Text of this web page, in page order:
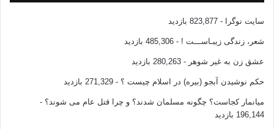
سایت نوگرا - 823,877 بازدید
شعر، زندگی زیبـاســـت ! - 485,306 بازدید
عشق زن به غیر شوهر - 280,263 بازدید
حکم نوشیدن آبجو (بیره) در اسلام چیست ؟ - 271,329 بازدید
میانمار کجاست؟ چگونه مسلمان شدند؟ و چرا قتل عام می شوند؟ -
196,144 بازدید